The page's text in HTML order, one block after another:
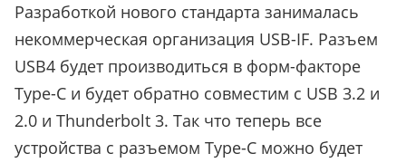
Разработкой нового стандарта занималась
некоммерческая организация USB-IF. Разъем
USB4 будет производиться в форм-факторе
Type-C и будет обратно совместим с USB 3.2 и
2.0 и Thunderbolt 3. Так что теперь все
устройства с разъемом Type-C можно будет